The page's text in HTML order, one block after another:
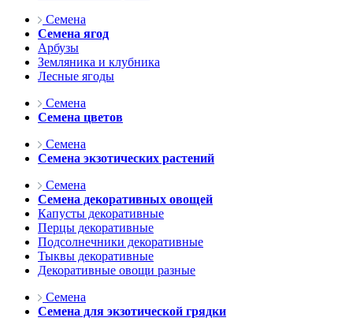
Семена
Семена ягод
Арбузы
Земляника и клубника
Лесные ягоды
Семена
Семена цветов
Семена
Семена экзотических растений
Семена
Семена декоративных овощей
Капусты декоративные
Перцы декоративные
Подсолнечники декоративные
Тыквы декоративные
Декоративные овощи разные
Семена
Семена для экзотической грядки